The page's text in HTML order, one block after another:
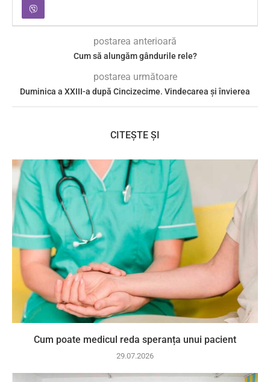
postarea anterioară
Cum să alungăm gândurile rele?
postarea următoare
Duminica a XXIII-a după Cincizecime. Vindecarea și învierea
CITEȘTE ȘI
Cum poate medicul reda speranța unui pacient
29.07.2026